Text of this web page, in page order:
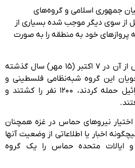
جمهوری اسلامی و گروه‌های
از سوی دیگر موجب شده بسیاری از
پروازهای خود به منطقه را به صورت
جنگ اسرائیل با حماس پس از آن در ۷ اکتبر (۱۵ مهر) سال گذشته
این گروه شبه‌نظامی فلسطینی و
متحدان آن به جنوب اسرائیل حمله کردند، ۱۲۰۰ نفر را کشتند و
گروگان در اختیار نیروهای حماس در غزه همچنان
اخبار یا اطلاعاتی از وضعیت آنها
و ایالات متحده حماس را یک گروه